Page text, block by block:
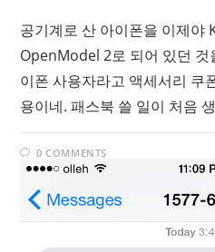
공기계로 산 아이폰을 이제야
OpenModel 2로 되어 있던 것
이폰 사용자라고 액세서리 쿠
용이네. 패스북 쓸 일이 처음
0 COMMENTS